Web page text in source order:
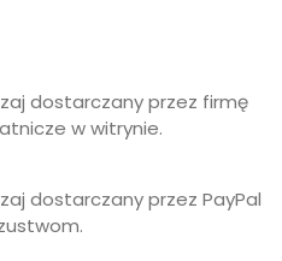
dostarczany przez firmę
w witrynie.
dostarczany przez PayPal